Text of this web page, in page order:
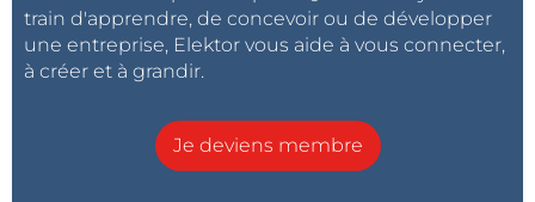
train d'apprendre, de concevoir ou de développer
une entreprise, Elektor vous aide à vous connecter,
à créer et à grandir.
Je deviens membre